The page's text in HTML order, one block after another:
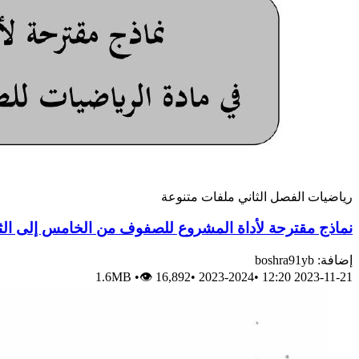
رياضيات الفصل الثاني ملفات متنوعة
نماذج مقترحة لأداة المشروع للصفوف من الخامس إلى
إضافة: boshra91yb
2023-11-21 12:20
•
2023-2024
•
1.6MB •👁 16,892